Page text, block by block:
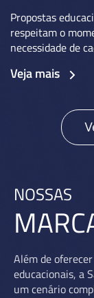
Propostas
respeitam o
necessidade de
Veja mais
NOSSAS
Além de
educacionais, a
um cenário